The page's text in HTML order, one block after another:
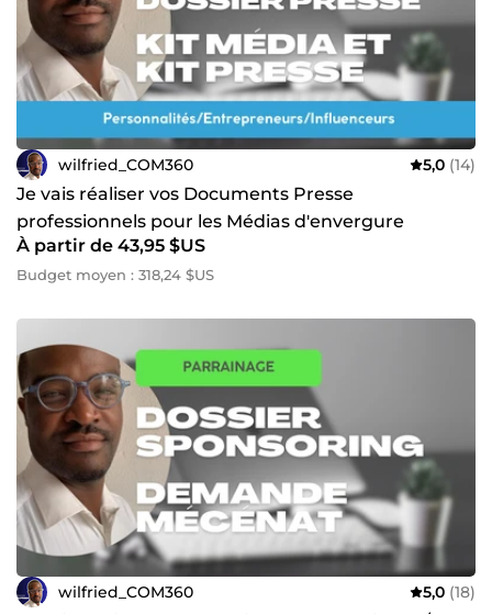
wilfried_COM360 5,0 (14)
Je vais réaliser vos Documents Presse
professionnels pour les Médias d'envergure
À partir de 43,95 $US
Budget moyen : 318,24 $US
wilfried_COM360 5,0 (18)